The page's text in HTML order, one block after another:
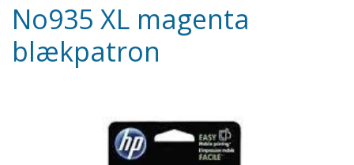
No935 XL magenta
blækpatron